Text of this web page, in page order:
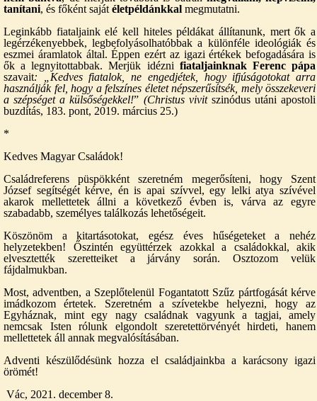
tanítani, és főként saját életpéldánkkal megmutatni.
Leginkább fiataljaink elé kell hiteles példákat állítanunk, mert ők a
legérzékenyebbek, legbefolyásolhatóbbak a különféle ideológiák és
eszmei áramlatok által. Éppen ezért az igazi értékek befogadására is
ők a legnyitottabbak. Merjük idézni fiataljainknak Ferenc pápa
szavait: „ Kedves fiatalok, ne engedjétek, hogy ifjúságotokat arra
használják fel, hogy a felszínes életet népszerűsítsék, mely összekeveri
a szépséget a külsőségekkel!” (Christus vivitszinódus utáni apostoli
buzdítás, 183. pont, 2019. március 25.)
*
Kedves Magyar Családok!
Családreferens püspökként szeretném megerősíteni, hogy Szent
József segítségét kérve, én is apai szívvel, egy lelki atya szívével
akarok mellettetek állni a következő évben is, várva az egyre
szabadabb, személyes találkozás lehetőségeit.
Köszönöm a kitartásotokat, egész éves hűségeteket a nehéz
helyzetekben! Őszintén együttérzek azokkal a családokkal, akik
elvesztették szeretteiket a járvány során. Osztozom velük
fájdalmukban.
Most, adventben, a Szeplőtelenül Fogantatott Szűz pártfogását kérve
imádkozom értetek. Szeretném a szívetekbe helyezni, hogy az
Egyháznak, mint egy nagy családnak vagyunk a tagjai, amely
nemcsak Isten rólunk elgondolt szeretettörvényét hirdeti, hanem
mellettetek áll annak megvalósításában.
Adventi készülődésünk hozza el családjainkba a karácsony igazi
örömét!
Vác, 2021. december 8.